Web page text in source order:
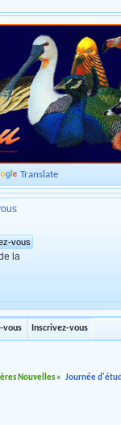
Translate
la
vous Inscrivez-vous
Nouvelles» Journée